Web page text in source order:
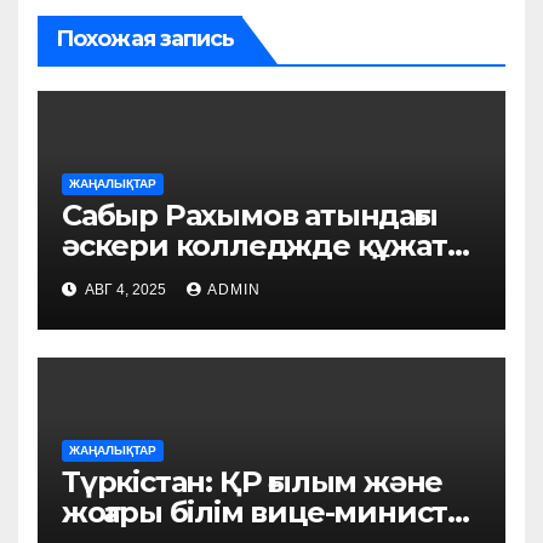
Похожая запись
ЖАҢАЛЫҚТАР
Сабыр Рахымов атындағы
әскери колледжде құжат
қабылдау басталды
АВГ 4, 2025 ADMIN
ЖАҢАЛЫҚТАР
Түркістан: ҚР ғылым және
жоғары білім вице-министрі